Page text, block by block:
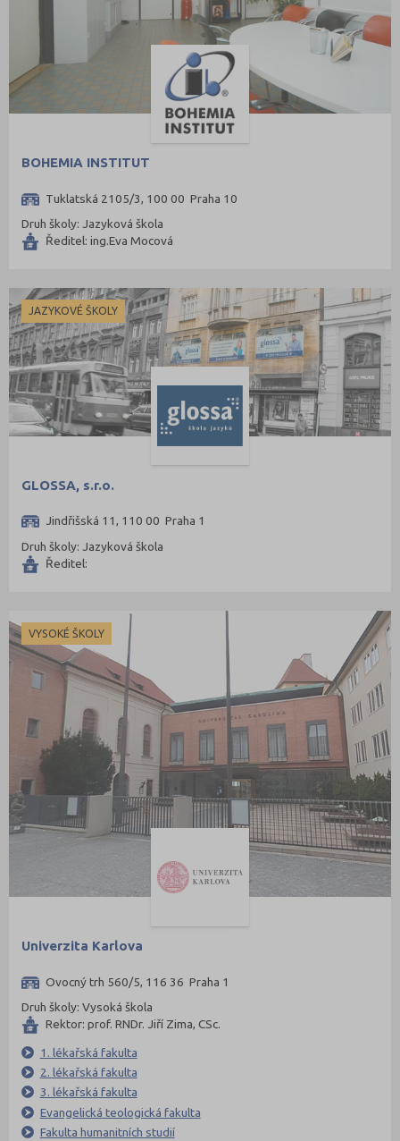
BOHEMIA INSTITUT
Tuklatská 2105/3, 100 00 Praha 10
Druh školy: Jazyková škola
Ředitel: ing.Eva Mocová
JAZYKOVÉ ŠKOLY
GLOSSA, s.r.o.
Jindřišská 11, 110 00 Praha 1
Druh školy: Jazyková škola
Ředitel:
VYSOKÉ ŠKOLY
Univerzita Karlova
Ovocný trh 560/5, 116 36 Praha 1
Druh školy: Vysoká škola
Rektor: prof. RNDr. Jiří Zima, CSc.
1. lékařská fakulta
2. lékařská fakulta
3. lékařská fakulta
Evangelická teologická fakulta
Fakulta humanitních studií